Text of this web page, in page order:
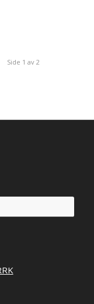
Side 1 av 2